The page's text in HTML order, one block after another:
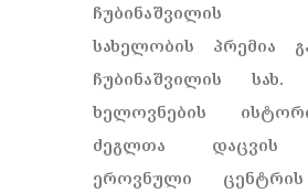
ჩუბინაშვილის
სახელობის პრემია
ჩუბინაშვილის
ხელოვნების
ძეგლთა დაცვის
ეროვნული